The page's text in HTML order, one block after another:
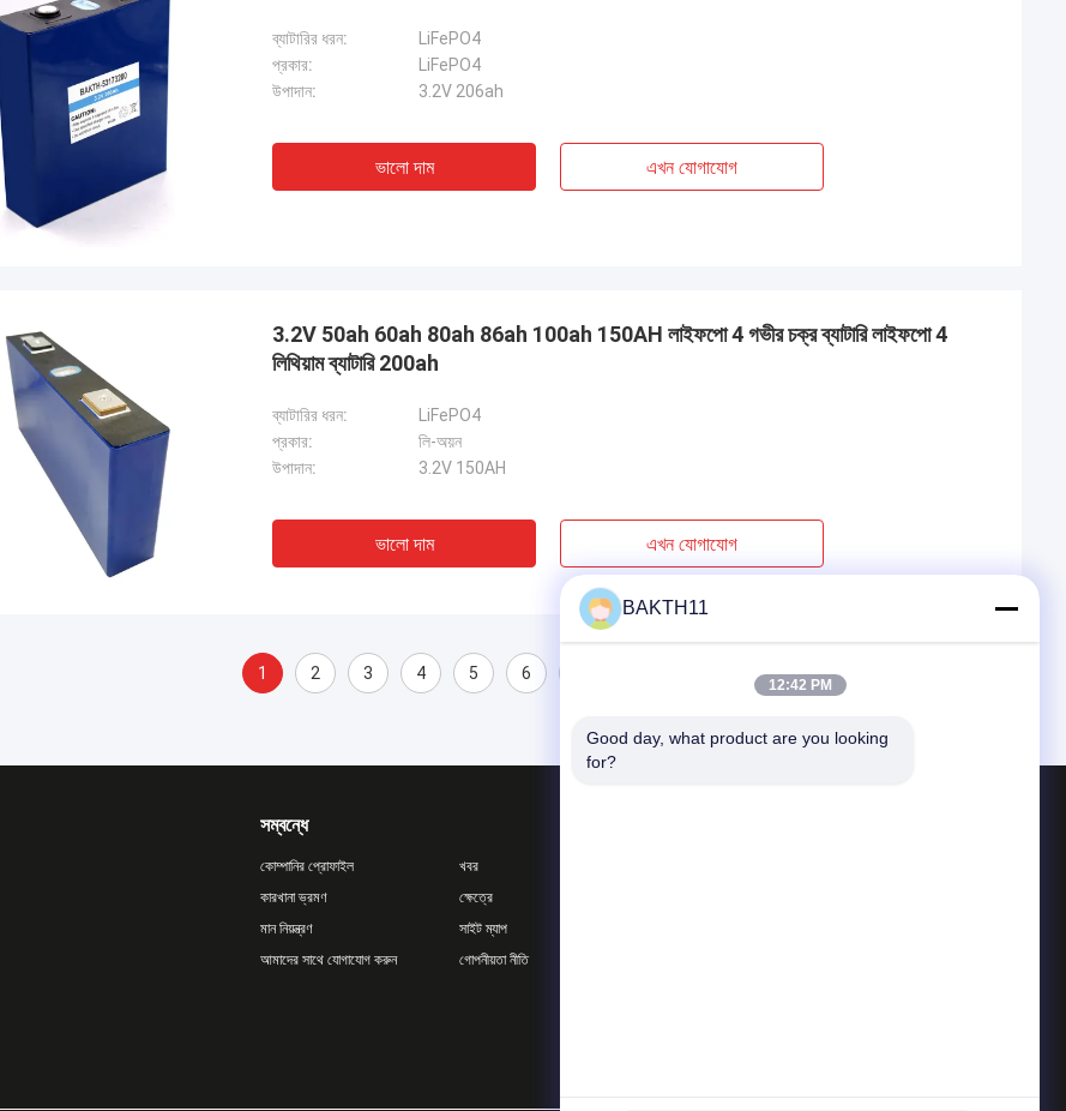
ব্যাটারির ধরন:
LiFePO4
প্রকার:
LiFePO4
উপাদান:
3.2V 206ah
ভালো দাম এখন যোগাযোগ
3.2V 50ah 60ah 80ah 86ah 100ah 150AH লাইফপো 4 গভীর চক্র ব্যাটারি লাইফপো 4
লিথিয়াম ব্যাটারি 200ah
ব্যাটারির ধরন:
LiFePO4
প্রকার:
লি-অয়ন
উপাদান:
3.2V 150AH
ভালো দাম এখন যোগাযোগ
1 2 3 4 5 6
সম্বন্ধে
কোম্পানির প্রোফাইল
কারখানা ভ্রমণ
মান নিয়ন্ত্রণ
আমাদের সাথে যোগাযোগ করুন
খবর
ক্ষেত্রে
সাইট ম্যাপ
গোপনীয়তা নীতি
BAKTH11
12:42 PM
Good day, what product are you looking
for?